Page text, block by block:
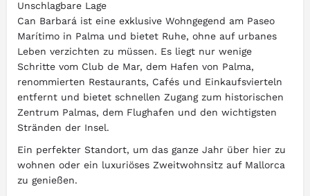
Unschlagbare Lage
Can Barbará ist eine exklusive Wohngegend am Paseo
Marítimo in Palma und bietet Ruhe, ohne auf urbanes
Leben verzichten zu müssen. Es liegt nur wenige
Schritte vom Club de Mar, dem Hafen von Palma,
renommierten Restaurants, Cafés und Einkaufsvierteln
entfernt und bietet schnellen Zugang zum historischen
Zentrum Palmas, dem Flughafen und den wichtigsten
Stränden der Insel.
Ein perfekter Standort, um das ganze Jahr über hier zu
wohnen oder ein luxuriöses Zweitwohnsitz auf Mallorca
zu genießen.